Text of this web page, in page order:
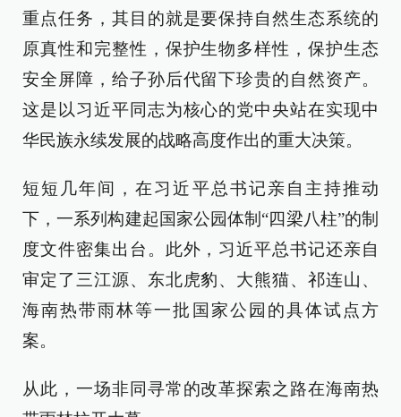
重点任务，其目的就是要保持自然生态系统的
原真性和完整性，保护生物多样性，保护生态
安全屏障，给子孙后代留下珍贵的自然资产。
这是以习近平同志为核心的党中央站在实现中
华民族永续发展的战略高度作出的重大决策。
短短几年间，在习近平总书记亲自主持推动
下，一系列构建起国家公园体制“四梁八柱”的制
度文件密集出台。此外，习近平总书记还亲自
审定了三江源、东北虎豹、大熊猫、祁连山、
海南热带雨林等一批国家公园的具体试点方
案。
从此，一场非同寻常的改革探索之路在海南热